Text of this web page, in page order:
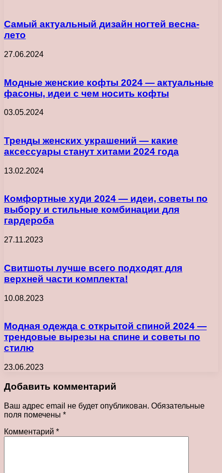
Самый актуальный дизайн ногтей весна-
лето
27.06.2024
Модные женские кофты 2024 — актуальные
фасоны, идеи с чем носить кофты
03.05.2024
Тренды женских украшений — какие
аксессуары станут хитами 2024 года
13.02.2024
Комфортные худи 2024 — идеи, советы по
выбору и стильные комбинации для
гардероба
27.11.2023
Свитшоты лучше всего подходят для
верхней части комплекта!
10.08.2023
Модная одежда с открытой спиной 2024 —
трендовые вырезы на спине и советы по
стилю
23.06.2023
Добавить комментарий
Ваш адрес email не будет опубликован. Обязательные
поля помечены *
Комментарий *